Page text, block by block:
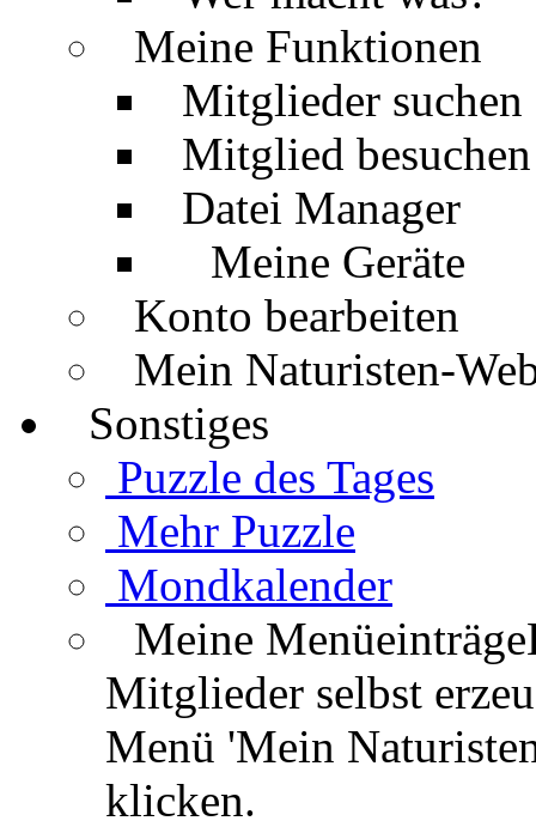
Meine Funktionen
Mitglieder suchen
Mitglied besuchen
Datei Manager
Meine Geräte
Konto bearbeiten
Mein Naturisten-
Sonstiges
Puzzle des Tages
Mehr Puzzle
Mondkalender
Meine Menüeinträge
Mitglieder selbst
Menü 'Mein
klicken.